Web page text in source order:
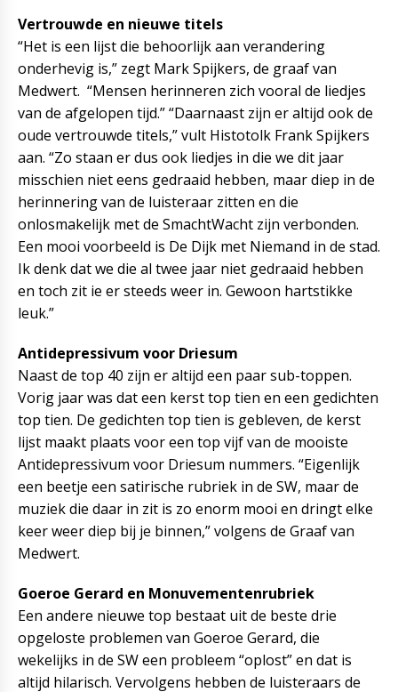
Vertrouwde en nieuwe titels
“Het is een lijst die behoorlijk aan verandering
onderhevig is,” zegt Mark Spijkers, de graaf van
Medwert. “Mensen herinneren zich vooral de liedjes
van de afgelopen tijd.” “Daarnaast zijn er altijd ook de
oude vertrouwde titels,” vult Histotolk Frank Spijkers
aan. “Zo staan er dus ook liedjes in die we dit jaar
misschien niet eens gedraaid hebben, maar diep in de
herinnering van de luisteraar zitten en die
onlosmakelijk met de SmachtWacht zijn verbonden.
Een mooi voorbeeld is De Dijk met Niemand in de stad.
Ik denk dat we die al twee jaar niet gedraaid hebben
en toch zit ie er steeds weer in. Gewoon hartstikke
leuk.”
Antidepressivum voor Driesum
Naast de top 40 zijn er altijd een paar sub-toppen.
Vorig jaar was dat een kerst top tien en een gedichten
top tien. De gedichten top tien is gebleven, de kerst
lijst maakt plaats voor een top vijf van de mooiste
Antidepressivum voor Driesum nummers. “Eigenlijk
een beetje een satirische rubriek in de SW, maar de
muziek die daar in zit is zo enorm mooi en dringt elke
keer weer diep bij je binnen,” volgens de Graaf van
Medwert.
Goeroe Gerard en Monuvementenrubriek
Een andere nieuwe top bestaat uit de beste drie
opgeloste problemen van Goeroe Gerard, die
wekelijks in de SW een probleem “oplost” en dat is
altijd hilarisch. Vervolgens hebben de luisteraars de